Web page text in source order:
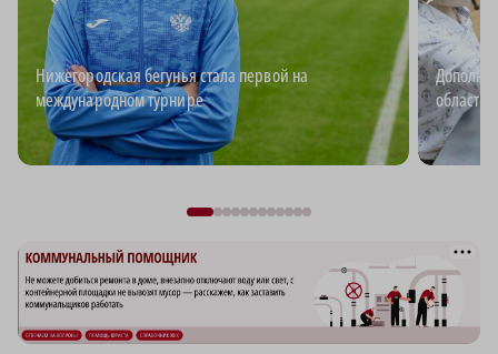
Нижегородская бегунья стала первой на
международном турнире
области: